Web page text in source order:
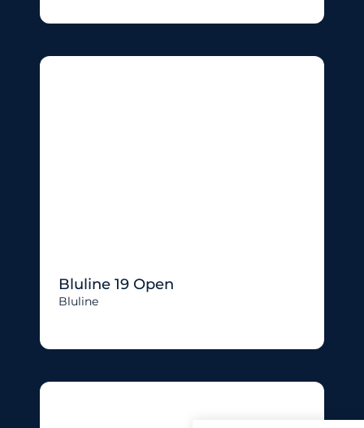
Bluline 19 Open
Bluline